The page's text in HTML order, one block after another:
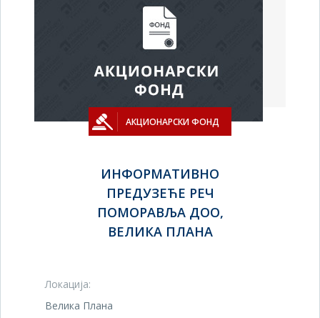
АКЦИОНАРСКИ ФОНД
ИНФОРМАТИВНО
ПРЕДУЗЕЋЕ РЕЧ
ПОМОРАВЉА ДОО,
ВЕЛИКА ПЛАНА
Локација:
Велика Плана